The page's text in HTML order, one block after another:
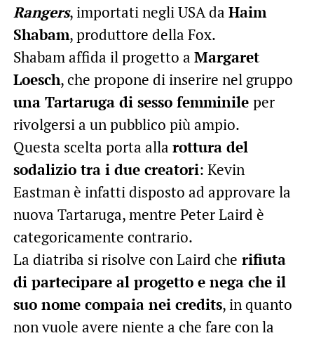
Rangers, importati negli USA da Haim
Shabam, produttore della Fox.
Shabam affida il progetto a Margaret
Loesch, che propone di inserire nel gruppo
una Tartaruga di sesso femminile per
rivolgersi a un pubblico più ampio.
Questa scelta porta alla rottura del
sodalizio tra i due creatori: Kevin
Eastman è infatti disposto ad approvare la
nuova Tartaruga, mentre Peter Laird è
categoricamente contrario.
La diatriba si risolve con Laird che rifiuta
di partecipare al progetto e nega che il
suo nome compaia nei credits, in quanto
non vuole avere niente a che fare con la